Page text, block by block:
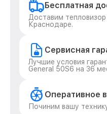
Бесплатная
Доставим
Краснодаре.
Сервисная
Лучшие условия
General 50S6 на 36
Оперативное
Починим вашу